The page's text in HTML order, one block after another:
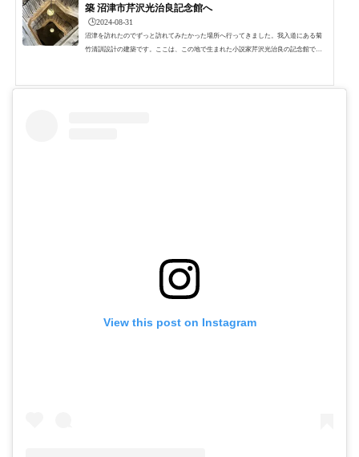
築 沼津市芹沢光治良記念館へ
🕒️2024-08-31
沼津を訪れたのでずっと訪れてみたかった場所へ行ってきました。我入道にある菊
竹清訓設計の建築です。ここは、この地で生まれた小説家芹沢光治良の記念館で、
ガ銀行会長で芹沢光治良の中学の後輩である岡野喜一郎が設立した旧財団法人芹
View this post on Instagram